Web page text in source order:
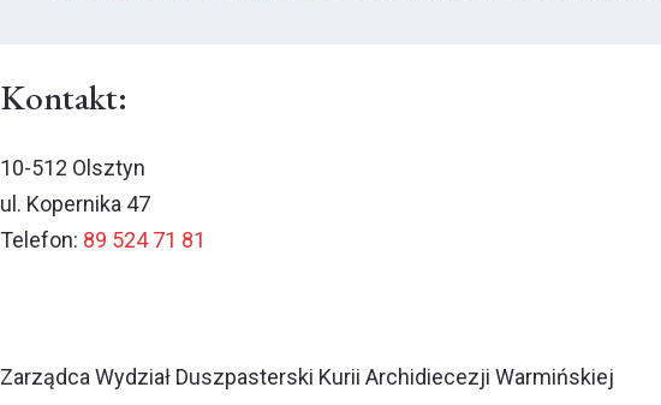
Kontakt:
10-512 Olsztyn
ul. Kopernika 47
Telefon: 89 524 71 81
Zarządca Wydział Duszpasterski Kurii Archidiecezji Warmińskiej